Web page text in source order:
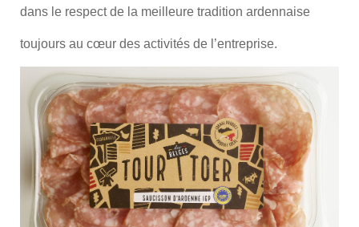
dans le respect de la meilleure tradition ardennaise
toujours au cœur des activités de l’entreprise.